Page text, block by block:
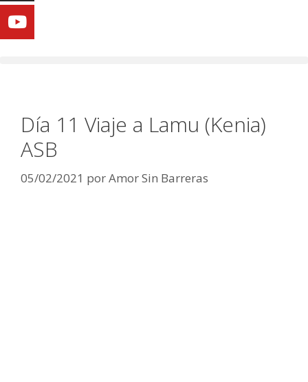
Día 11 Viaje a Lamu (Kenia)
ASB
05/02/2021 porAmor Sin Barreras